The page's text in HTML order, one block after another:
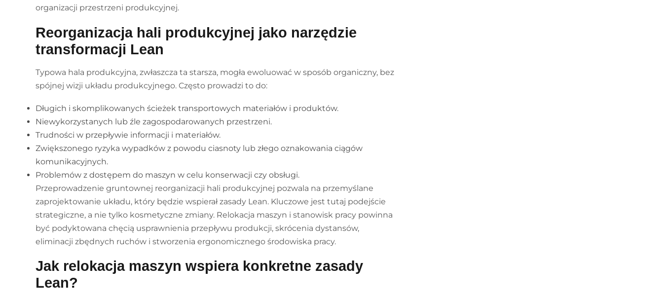
organizacji przestrzeni produkcyjnej.
Reorganizacja hali produkcyjnej jako narzędzie
transformacji Lean
Typowa hala produkcyjna, zwłaszcza ta starsza, mogła ewoluować w sposób organiczny, bez
spójnej wizji układu produkcyjnego. Często prowadzi to do:
Długich i skomplikowanych ścieżek transportowych materiałów i produktów.
Niewykorzystanych lub źle zagospodarowanych przestrzeni.
Trudności w przepływie informacji i materiałów.
Zwiększonego ryzyka wypadków z powodu ciasnoty lub złego oznakowania ciągów
komunikacyjnych.
Problemów z dostępem do maszyn w celu konserwacji czy obsługi.
Przeprowadzenie gruntownej reorganizacji hali produkcyjnej pozwala na przemyślane
zaprojektowanie układu, który będzie wspierał zasady Lean. Kluczowe jest tutaj podejście
strategiczne, a nie tylko kosmetyczne zmiany. Relokacja maszyn i stanowisk pracy powinna
być podyktowana chęcią usprawnienia przepływu produkcji, skrócenia dystansów,
eliminacji zbędnych ruchów i stworzenia ergonomicznego środowiska pracy.
Jak relokacja maszyn wspiera konkretne zasady
Lean?